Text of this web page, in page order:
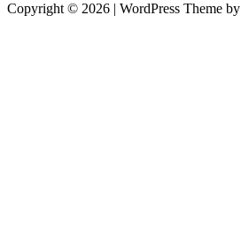
Copyright © 2026 | WordPress Theme by